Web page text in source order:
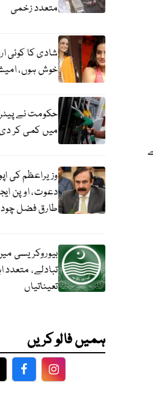
متعدد زخمی
شادی کا کوئی
خوش ہوں،
حکومت نے
میں کمی کر
وزیراعظم کی
دعوت، اوپن
طارق فضل
بیوروکریسی
تبادلے، متعدد
تعیناتیاں
ہمیں فالو کریں
FacebookFacebook